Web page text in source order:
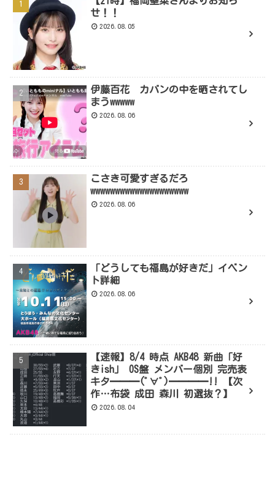
せ！！
2026.08.05
伊藤百花 カバンの中を晒されてし
まうwwwww
2026.08.06
こさき可愛すぎるだろ
wwwwwwwwwwwwwwwwwwww
2026.08.06
「どうしても福島が好きだ」イベン
ト詳細
2026.08.06
【速報】8/4 時点 AKB48 新曲「好
きish」 OS盤 メンバー個別 完売表
キタ━━━(ﾟ∀ﾟ)━━━━!! 【次
作…布袋 成田 森川 初選抜？】
2026.08.04